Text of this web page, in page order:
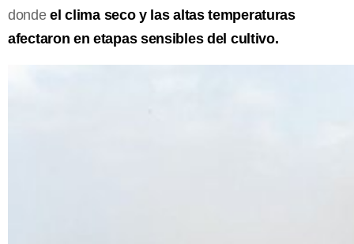
dondeel clima seco y las altas temperaturas
afectaron en etapas sensibles del cultivo.